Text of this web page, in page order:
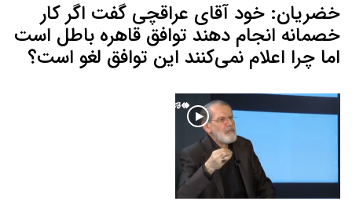
خضریان: خود آقای عراقچی گفت اگر کار
خصمانه انجام دهند توافق قاهره باطل است
اما چرا اعلام نمی‌کنند این توافق لغو است؟